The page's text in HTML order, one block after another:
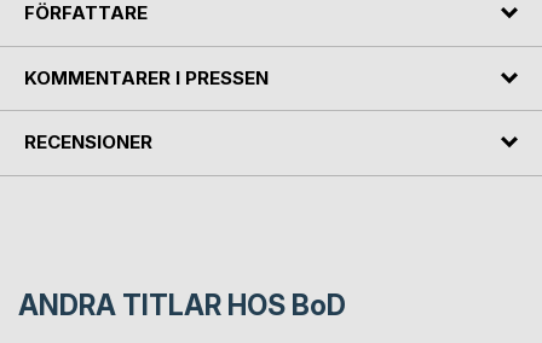
FÖRFATTARE
KOMMENTARER I PRESSEN
RECENSIONER
ANDRA TITLAR HOS BoD